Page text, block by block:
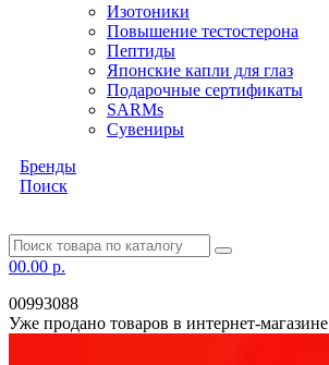
Изотоники
Повышение тестостерона
Пептиды
Японские капли для глаз
Подарочные сертификаты
SARMs
Сувениры
Бренды
Поиск
00.00 р.
00993088
Уже продано товаров в интернет-магазине